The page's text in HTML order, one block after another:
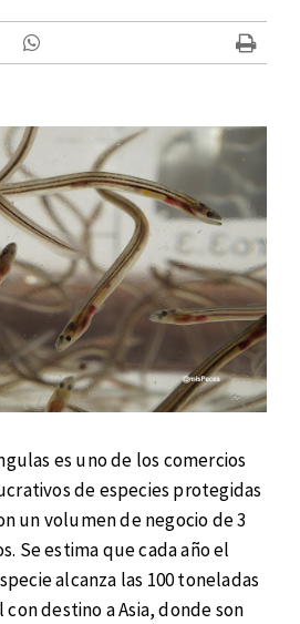
es uno de los comercios
de especies protegidas
un volumen de negocio de 3
Se estima que cada año el
alcanza las 100 toneladas
destino a Asia, donde son